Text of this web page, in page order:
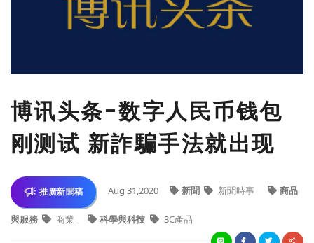
博讯头条-数字人民币钱包
刚测试 新詐騙手法就出现
推廣新聞稿 Aug 31,2020 新聞 新聞時事 商品
與服務 商業 科學與科技 3C產品